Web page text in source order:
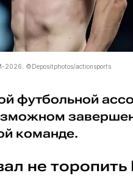
2026. ©Depositphotos/actionsports
футбольной
команде.
не